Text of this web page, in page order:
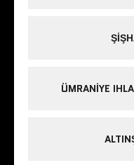
ÜMRANIYE